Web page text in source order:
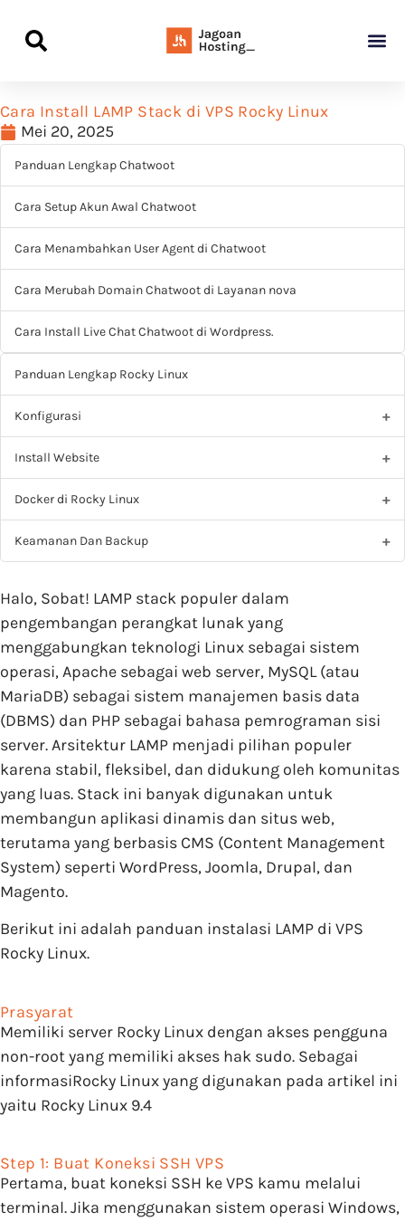
Cara Install LAMP Stack di VPS Rocky Linux
Mei 20, 2025
Panduan Lengkap Chatwoot
Cara Setup Akun Awal Chatwoot
Cara Menambahkan User Agent di Chatwoot
Cara Merubah Domain Chatwoot di Layanan nova
Cara Install Live Chat Chatwoot di Wordpress.
Panduan Lengkap Rocky Linux
Konfigurasi
Install Website
Docker di Rocky Linux
Keamanan Dan Backup
Halo, Sobat! LAMP stack populer dalam
pengembangan perangkat lunak yang
menggabungkan teknologi Linux sebagai sistem
operasi, Apache sebagai web server, MySQL (atau
MariaDB) sebagai sistem manajemen basis data
(DBMS) dan PHP sebagai bahasa pemrograman sisi
server. Arsitektur LAMP menjadi pilihan populer
karena stabil, fleksibel, dan didukung oleh komunitas
yang luas. Stack ini banyak digunakan untuk
membangun aplikasi dinamis dan situs web,
terutama yang berbasis CMS (Content Management
System) seperti WordPress, Joomla, Drupal, dan
Magento.
Berikut ini adalah panduan instalasi LAMP di VPS
Rocky Linux.
Prasyarat
Memiliki server Rocky Linux dengan akses pengguna
non-root yang memiliki akses hak sudo. Sebagai
informasiRocky Linux yang digunakan pada artikel ini
yaitu Rocky Linux 9.4
Step 1: Buat Koneksi SSH VPS
Pertama, buat koneksi SSH ke VPS kamu melalui
terminal. Jika menggunakan sistem operasi Windows,